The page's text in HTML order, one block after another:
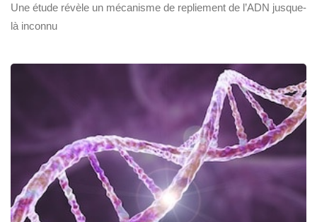
Une étude révèle un mécanisme de repliement de l’ADN jusque-
là inconnu